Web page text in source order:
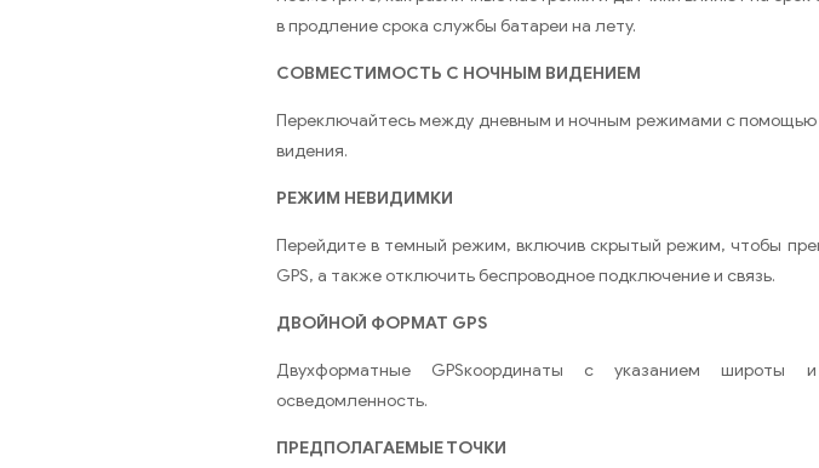
в продление срока службы батареи на лету.
СОВМЕСТИМОСТЬ С НОЧНЫМ ВИДЕНИЕМ
Переключайтесь между дневным и ночным режимами с помощью
видения.
РЕЖИМ НЕВИДИМКИ
Перейдите в темный режим, включив скрытый режим, чтобы
GPS, а также отключить беспроводное подключение и связь.
ДВОЙНОЙ ФОРМАТ GPS
Двухформатные GPSкоординаты с указанием широты
осведомленность.
ПРЕДПОЛАГАЕМЫЕ ТОЧКИ